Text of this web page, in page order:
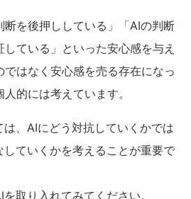
断を後押ししている」「AIの判断
ている」といった安心感を与え
はなく安心感を売る存在になっ
的には考えています。
、AIにどう対抗していくかでは
ていくかを考えることが重要で
取り入れてみてください。